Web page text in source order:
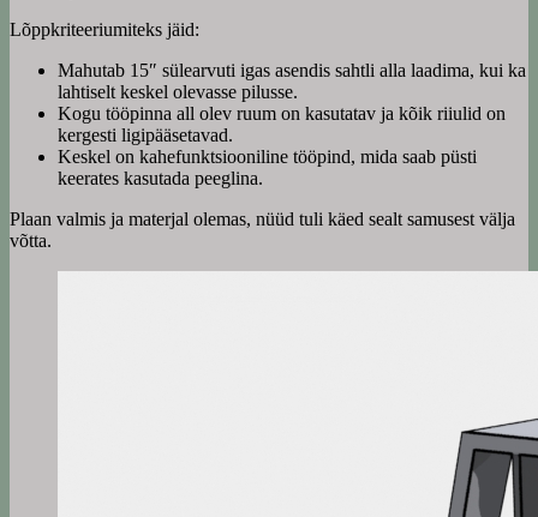
Lõppkriteeriumiteks jäid:
Mahutab 15″ sülearvuti igas asendis sahtli alla laadima, kui ka
lahtiselt keskel olevasse pilusse.
Kogu tööpinna all olev ruum on kasutatav ja kõik riiulid on
kergesti ligipääsetavad.
Keskel on kahefunktsiooniline tööpind, mida saab püsti
keerates kasutada peeglina.
Plaan valmis ja materjal olemas, nüüd tuli käed sealt samusest välja
võtta.